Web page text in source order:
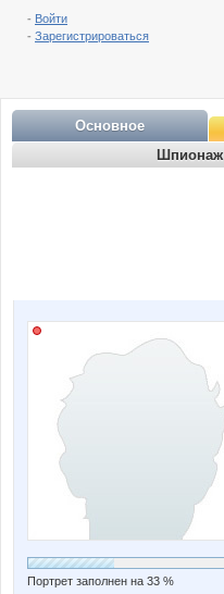
- Войти
- Зарегистрироваться
Основное
Шпионаж
Портрет заполнен на 33 %